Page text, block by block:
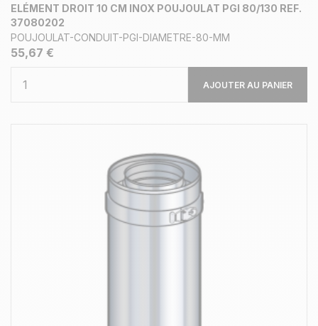
ELÉMENT DROIT 10 CM INOX POUJOULAT PGI 80/130 REF.
37080202
POUJOULAT-CONDUIT-PGI-DIAMETRE-80-MM
55,67 €
AJOUTER AU PANIER